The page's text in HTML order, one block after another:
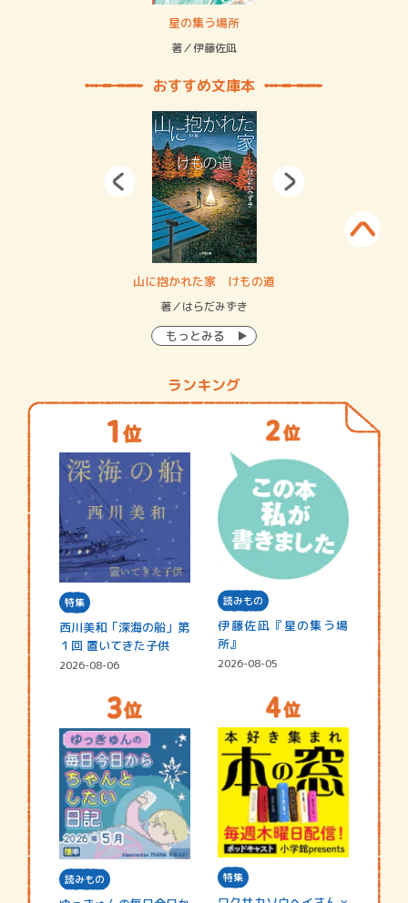
星の集う場所
著／伊藤佐凪
おすすめ文庫本
山に抱かれた家 けもの道
著／はらだみずき
もっとみる
ランキング
特集
西川美和「深海の船」第
１回 置いてきた子供
2026-08-06
読みもの
伊藤佐凪『星の集う場
所』
2026-08-05
読みもの 特集